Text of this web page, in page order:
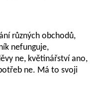
různých obchodů,
nefunguje,
ne, květinářství ano,
ne. Má to svoji